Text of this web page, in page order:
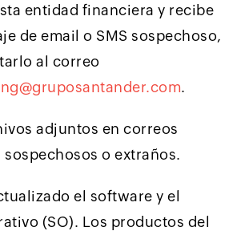
entidad financiera y recibe
de email o SMS sospechoso,
al correo
.
adjuntos en correos
o extraños.
el software y el
(SO). Los productos del